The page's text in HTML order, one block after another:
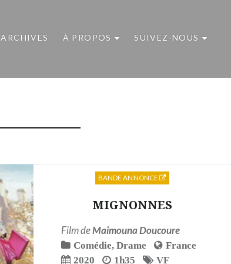
ARCHIVES À PROPOS SUIVEZ-NOUS
MIGNONNES
Film deMaimouna Doucoure
Comédie,Drame
France
2020
1h35
VF
BANDE ANNONCE